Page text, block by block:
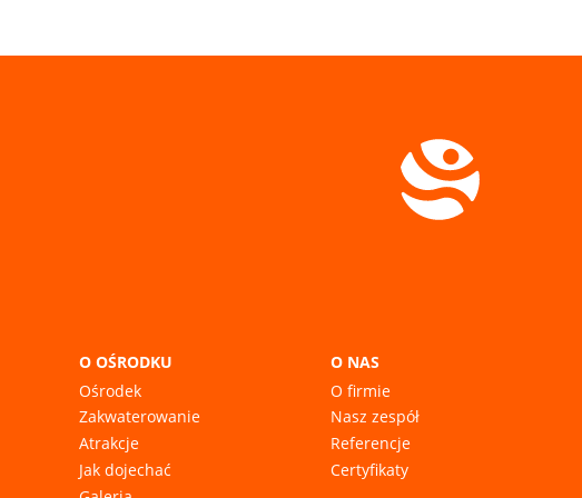
O OŚRODKU
Ośrodek
Zakwaterowanie
Atrakcje
Jak dojechać
O NAS
O firmie
Nasz zespół
Referencje
Certyfikaty